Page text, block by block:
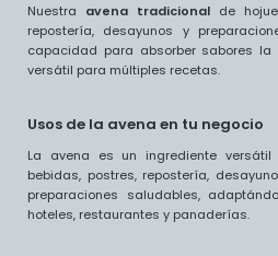
Nuestra avena tradicional de
repostería, desayunos y
capacidad para absorber sabores la
versátil para múltiples recetas.
Usos de la avena en tu negocio
La avena es un ingrediente versátil
bebidas, postres, repostería,
preparaciones saludables,
hoteles, restaurantes y panaderías.